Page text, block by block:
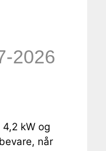
2026
kW og
når